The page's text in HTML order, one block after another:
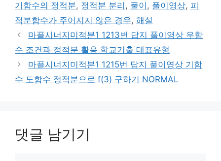
기함수의 정적분, 정적분 분리 , 풀이 , 풀이영상, 피
적분함수가 주어지지 않은 경우, 해설
마플시너지미적분1 1213번 답지 풀이영상 우함
수 조건과 정적분 활용 학교기출 대표유형
마플시너지미적분1 1215번 답지 풀이영상 기함
수 도함수 정적분으로 f(3) 구하기 NORMAL
댓글 남기기